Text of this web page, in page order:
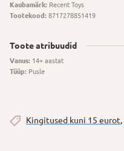
Kaubamärk: Recent Toys
Tootekood: 8717278851419
Toote atribuudid
Vanus: 14+ aastat
Tüüp: Pusle
Kingitused kuni 15 eurot,